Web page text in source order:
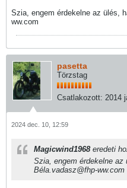
Szia, engem érdekelne az ülés,
ww.com
pasetta
Törzstag
Csatlakozott: 2014
2024 dec. 10, 12:59
Magicwind1968 eredeti
Szia, engem érdekelne az
Béla.vadasz@fhp-ww.com